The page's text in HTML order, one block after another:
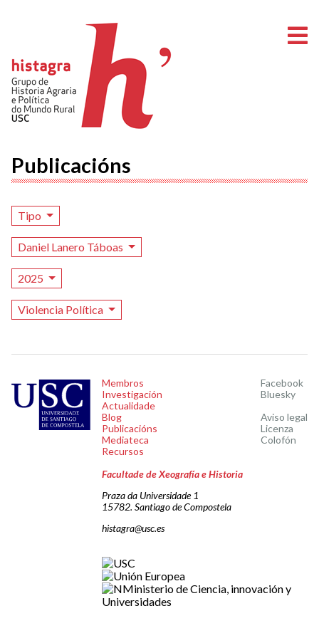
Publicacións
Tipo
Daniel Lanero Táboas
2025
Violencia Política
Membros
Investigación
Actualidade
Blog
Publicacións
Mediateca
Recursos
Facebook
Bluesky
Aviso legal
Licenza
Colofón
Facultade de Xeografía e Historia
Praza da Universidade 1
15782. Santiago de Compostela
histagra@usc.es